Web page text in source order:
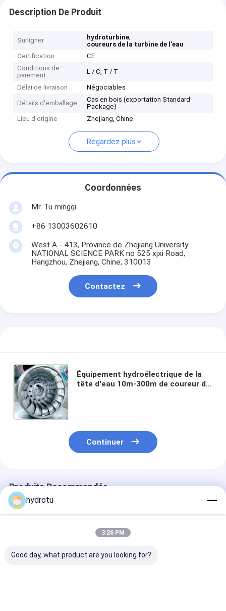
Description De Produit
Surligner hydroturbine,
coureurs de la turbine de l'eau
Certification
CE
Conditions de
paiement
L / C, T / T
Délai de livraison Négociables
Détails d'emballage
Cas en bois (exportation Standard
Package)
Lieu d'origine
Zhejiang, Chine
Regardez plus
Coordonnées
Mr. Tu mingqi
+86 13003602610
West A - 413, Province de Zhejiang University
NATIONAL SCIENCE PARK no 525 xjxi Road,
Hangzhou, Zhejiang, Chine, 310013
Contactez
Équipement hydroélectrique de la
tête d'eau 10m-300m de coureur de
Continuer
Produits Recommandés
hydrotu
3:26 PM
Good day, what product are you looking for?